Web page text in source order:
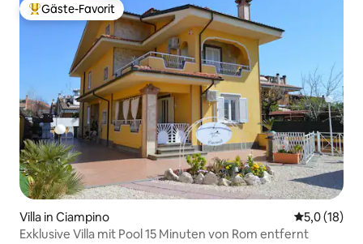
Beliebter Gäste-Favorit.
Gäste-Favorit
Villa in Ciampino
5,0 (18)
Exklusive Villa mit Pool 15 Minuten von Rom entfernt